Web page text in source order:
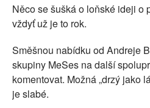
Něco se šušká o loňské ideji o
vždyť už je to rok.
Směšnou nabídku od Andreje
skupiny MeSes na další
komentovat. Možná „drzý jako
je slabé.